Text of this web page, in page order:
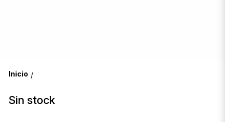
Inicio /
Sin stock